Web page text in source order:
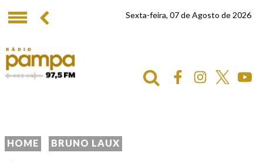
Sexta-feira, 07 de Agosto de 2026
HOME BRUNO LAUX